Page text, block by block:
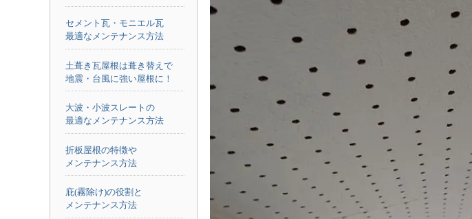
セメント瓦・モニエル瓦
最適なメンテナンス方法
土葺き瓦屋根は葺き替えで
地震・台風に強い屋根に！
大波・小波スレートの
最適なメンテナンス方法
折板屋根の特徴や
メンテナンス方法
庇(霧除け)の役割と
メンテナンス方法